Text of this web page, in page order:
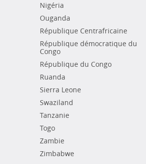
Nigéria
Ouganda
République Centrafricaine
République démocratique du
Congo
République du Congo
Ruanda
Sierra Leone
Swaziland
Tanzanie
Togo
Zambie
Zimbabwe